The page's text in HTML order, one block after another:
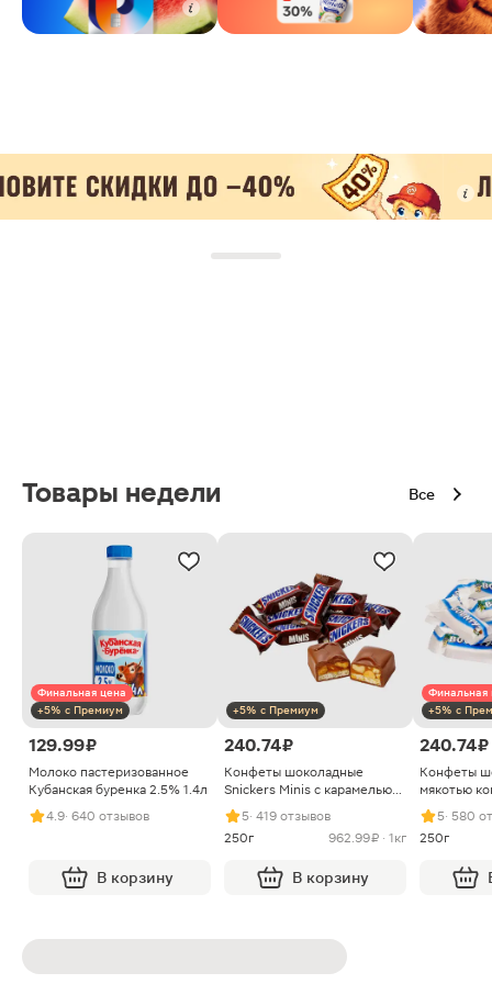
Товары недели Все
Финальная цена
+5% с Премиум
129.99 ₽
Молоко пастеризованное
Кубанская буренка 2.5% 1.4л
4.9· 640 отзывов
В корзину
+5% с Премиум
240.74 ₽
Конфеты шоколадные
Snickers Minis с карамелью
арахисом и нугой
5· 419 отзывов
250г
962.99 ₽ · 1кг
В корзину
Финальная
+5% с
240.74 ₽
Конфеты
мякотью
5· 580
250г